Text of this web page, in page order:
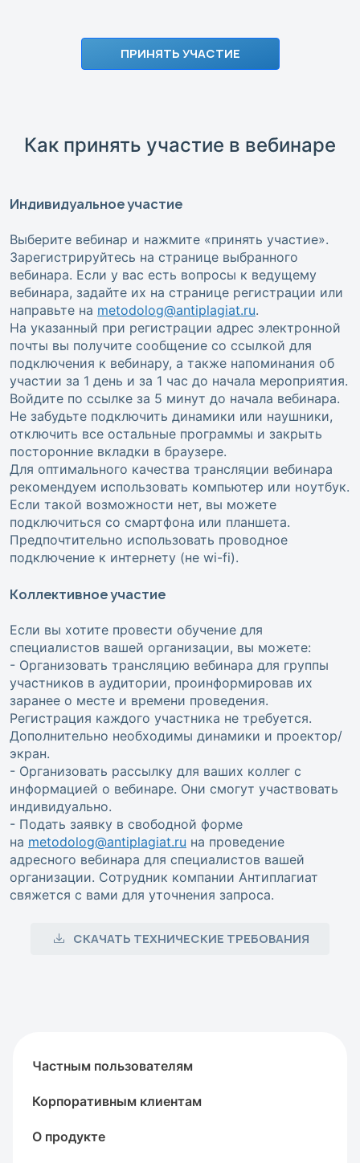
ПРИНЯТЬ УЧАСТИЕ
Как принять участие в вебинаре
Индивидуальное участие
Выберите вебинар и нажмите «принять участие».
Зарегистрируйтесь на странице выбранного
вебинара. Если у вас есть вопросы к ведущему
вебинара, задайте их на странице регистрации или
направьте на metodolog@antiplagiat.ru.
На указанный при регистрации адрес электронной
почты вы получите сообщение со ссылкой для
подключения к вебинару, а также напоминания об
участии за 1 день и за 1 час до начала мероприятия.
Войдите по ссылке за 5 минут до начала вебинара.
Не забудьте подключить динамики или наушники,
отключить все остальные программы и закрыть
посторонние вкладки в браузере.
Для оптимального качества трансляции вебинара
рекомендуем использовать компьютер или ноутбук.
Если такой возможности нет, вы можете
подключиться со смартфона или планшета.
Предпочтительно использовать проводное
подключение к интернету (не wi-fi).
Коллективное участие
Если вы хотите провести обучение для
специалистов вашей организации, вы можете:
- Организовать трансляцию вебинара для группы
участников в аудитории, проинформировав их
заранее о месте и времени проведения.
Регистрация каждого участника не требуется.
Дополнительно необходимы динамики и проектор/
экран.
- Организовать рассылку для ваших коллег с
информацией о вебинаре. Они смогут участвовать
индивидуально.
- Подать заявку в свободной форме
на metodolog@antiplagiat.ru на проведение
адресного вебинара для специалистов вашей
организации. Сотрудник компании Антиплагиат
свяжется с вами для уточнения запроса.
СКАЧАТЬ ТЕХНИЧЕСКИЕ ТРЕБОВАНИЯ
Частным пользователям
Корпоративным клиентам
О продукте